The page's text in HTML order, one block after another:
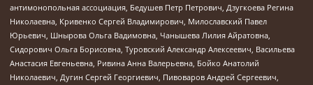
антимонопольная ассоциация, Бедушев Петр Петрович, Дзугкоева Регина
Николаевна, Кривенко Сергей Владимирович, Милославский Павел
Юрьевич, Шнырова Ольга Вадимовна, Чанышева Лилия Айратовна,
Сидорович Ольга Борисовна, Туровский Александр Алексеевич, Васильева
Анастасия Евгеньевна, Ривина Анна Валерьевна, Бойко Анатолий
Николаевич, Дугин Сергей Георгиевич, Пивоваров Андрей Сергеевич,